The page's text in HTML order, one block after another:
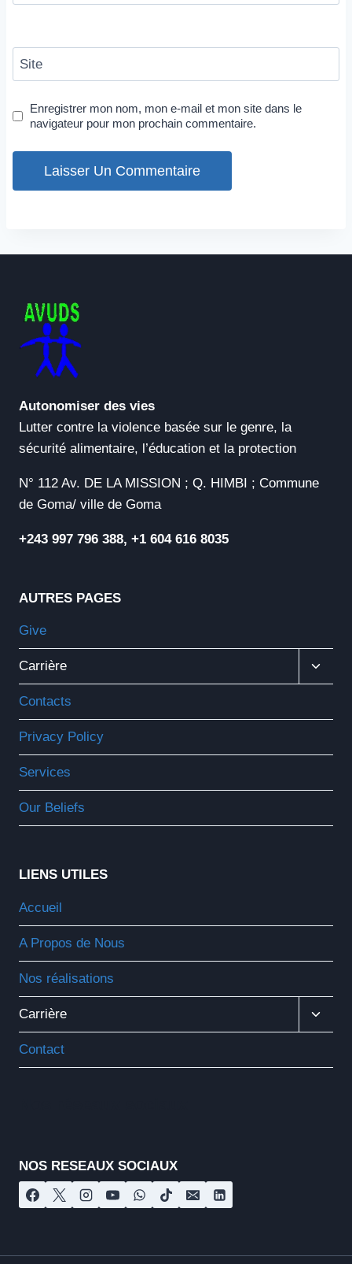
Site
Enregistrer mon nom, mon e-mail et mon site dans le
navigateur pour mon prochain commentaire.
Autonomiser des vies
Lutter contre la violence basée sur le genre, la
sécurité alimentaire, l’éducation et la protection
N° 112 Av. DE LA MISSION ; Q. HIMBI ; Commune
de Goma/ ville de Goma
+243 997 796 388, +1 604 616 8035
AUTRES PAGES
Give
Carrière
Le
Contacts
Privacy Policy
Services
Our Beliefs
LIENS UTILES
Accueil
A Propos de Nous
Nos réalisations
Carrière
Contact
NOS RESEAUX SOCIAUX